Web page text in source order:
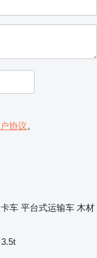
协议。
车 平台式运输车 木材